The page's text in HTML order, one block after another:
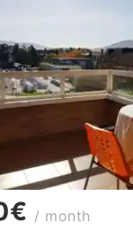
/ month